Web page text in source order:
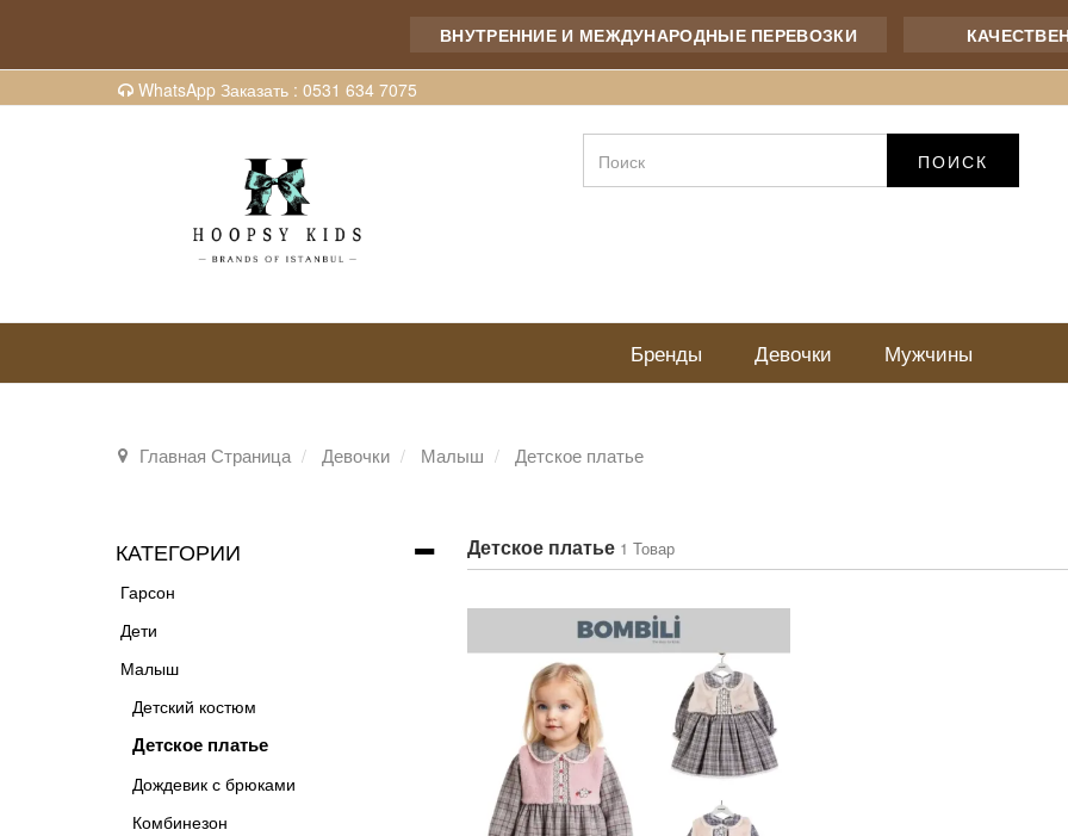
ВНУТРЕННИЕ И МЕЖДУНАРОДНЫЕ ПЕРЕВОЗКИ
WhatsApp Заказать : 0531 634 7075
ПОИСК
Бренды Девочки Мужчины
Главная Страница Девочки Малыш Детское платье
КАТЕГОРИИ
Гарсон
Дети
Малыш
Детский костюм
Детское платье
Дождевик с брюками
Комбинезон
Детское платье 1 Товар